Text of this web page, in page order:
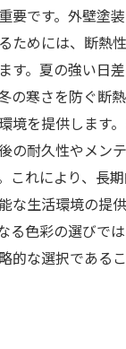
要です。外壁塗
ためには、断熱
す。夏の強い日
の寒さを防ぐ断
境を提供します
の耐久性やメン
これにより、長
な生活環境の提
る色彩の選びで
的な選択である